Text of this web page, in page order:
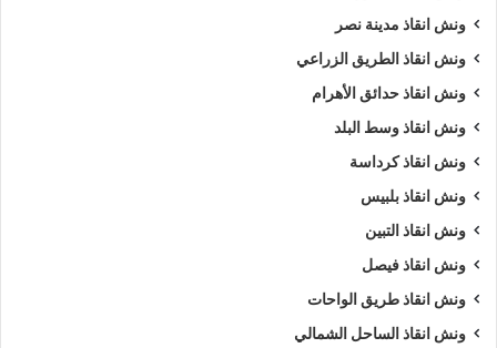
ونش انقاذ مدينة نصر
ونش انقاذ الطريق الزراعي
ونش انقاذ حدائق الأهرام
ونش انقاذ وسط البلد
ونش انقاذ كرداسة
ونش انقاذ بلبيس
ونش انقاذ التبين
ونش انقاذ فيصل
ونش انقاذ طريق الواحات
ونش انقاذ الساحل الشمالي